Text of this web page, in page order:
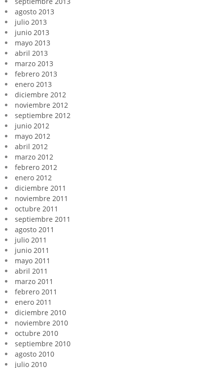
agosto 2013
julio 2013
junio 2013
mayo 2013
abril 2013
marzo 2013
febrero 2013
enero 2013
diciembre 2012
noviembre 2012
septiembre 2012
junio 2012
mayo 2012
abril 2012
marzo 2012
febrero 2012
enero 2012
diciembre 2011
noviembre 2011
octubre 2011
septiembre 2011
agosto 2011
julio 2011
junio 2011
mayo 2011
abril 2011
marzo 2011
febrero 2011
enero 2011
diciembre 2010
noviembre 2010
octubre 2010
septiembre 2010
agosto 2010
julio 2010